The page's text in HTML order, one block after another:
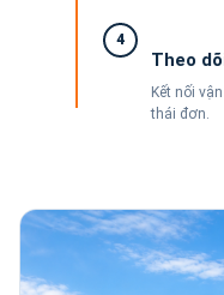
4
Theo
Kết nối
thái đơn.